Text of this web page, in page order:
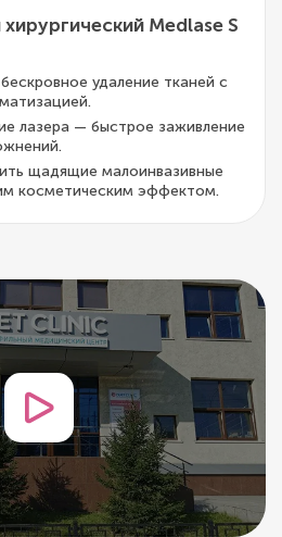
Medlase S
удаление тканей с
лазера — быстрое заживление
щадящие малоинвазивные
косметическим эффектом.